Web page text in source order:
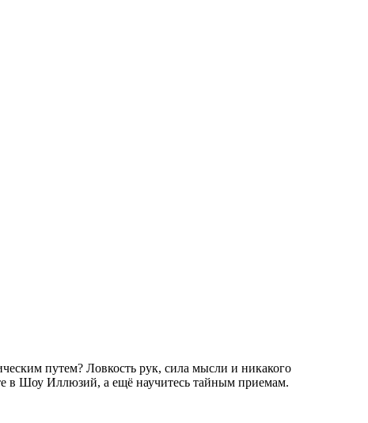
путем? Ловкость рук, сила мысли и никакого
в Шоу Иллюзий, а ещё научитесь тайным приемам.